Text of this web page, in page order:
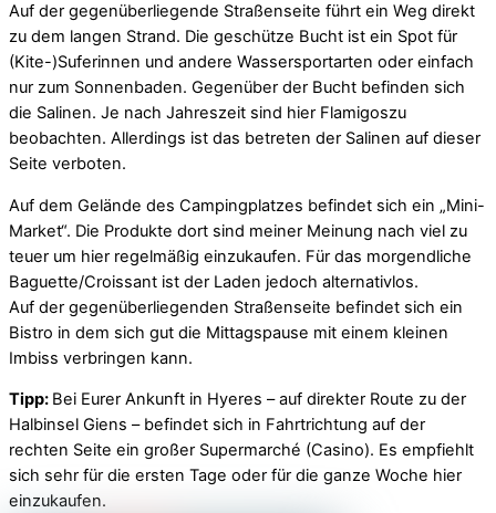
Auf der gegenüberliegende Straßenseite führt ein Weg direkt
zu dem langen Strand. Die geschütze Bucht ist ein Spot für
(Kite-)Suferinnen und andere Wassersportarten oder einfach
nur zum Sonnenbaden. Gegenüber der Bucht befinden sich
die Salinen. Je nach Jahreszeit sind hier Flamigoszu
beobachten. Allerdings ist das betreten der Salinen auf dieser
Seite verboten.
Auf dem Gelände des Campingplatzes befindet sich ein „Mini-
Market“. Die Produkte dort sind meiner Meinung nach viel zu
teuer um hier regelmäßig einzukaufen. Für das morgendliche
Baguette/Croissant ist der Laden jedoch alternativlos.
Auf der gegenüberliegenden Straßenseite befindet sich ein
Bistro in dem sich gut die Mittagspause mit einem kleinen
Imbiss verbringen kann.
Tipp: Bei Eurer Ankunft in Hyeres – auf direkter Route zu der
Halbinsel Giens – befindet sich in Fahrtrichtung auf der
rechten Seite ein großer Supermarché (Casino). Es empfiehlt
sich sehr für die ersten Tage oder für die ganze Woche hier
einzukaufen.